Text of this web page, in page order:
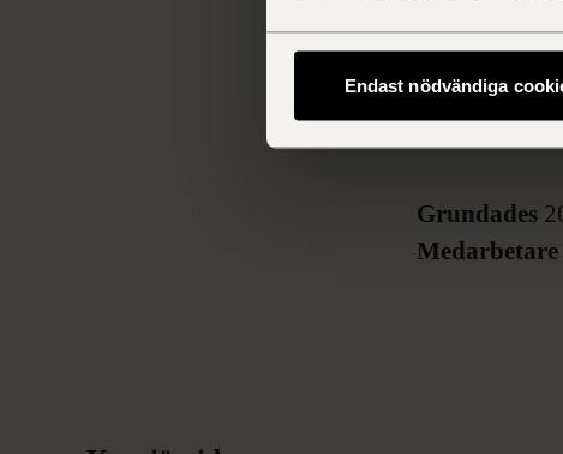
Endast nödvändiga
Grundades
Medarbetare